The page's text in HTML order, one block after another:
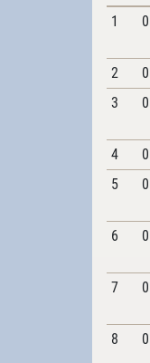
1
2
3
4
5
6
7
8